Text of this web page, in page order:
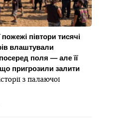
півтори тисячі
влаштували
поля — але її
пригрозили залити
з палаючої